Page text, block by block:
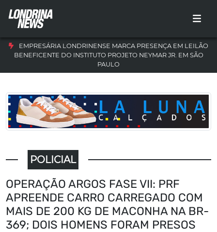
EMPRESÁRIA LONDRINENSE MARCA PRESENÇA EM LEILÃO
BENEFICENTE DO INSTITUTO PROJETO NEYMAR JR. EM SÃO
PAULO
POLICIAL
OPERAÇÃO ARGOS FASE VII: PRF
APREENDE CARRO CARREGADO COM
MAIS DE 200 KG DE MACONHA NA BR-
369; DOIS HOMENS FORAM PRESOS